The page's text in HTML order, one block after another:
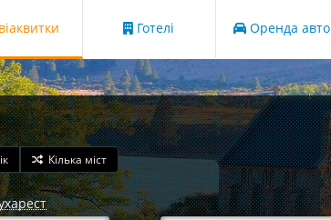
Готелі Оренда авто
Кілька міст